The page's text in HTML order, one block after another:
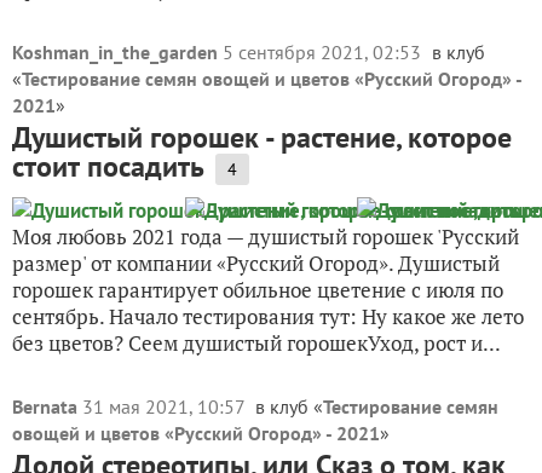
Koshman_in_the_garden 5 сентября 2021, 02:53 в клуб
«Тестирование семян овощей и цветов «Русский Огород» -
2021»
Душистый горошек - растение, которое
стоит посадить 4
Моя любовь 2021 года — душистый горошек 'Русский
размер' от компании «Русский Огород». Душистый
горошек гарантирует обильное цветение с июля по
сентябрь. Начало тестирования тут: Ну какое же лето
без цветов? Сеем душистый горошекУход, рост и...
Bernata 31 мая 2021, 10:57 в клуб «Тестирование семян
овощей и цветов «Русский Огород» - 2021»
Долой стереотипы, или Сказ о том, как